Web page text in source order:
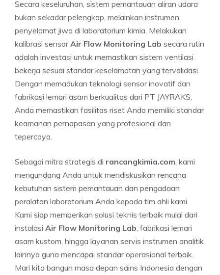
Secara keseluruhan, sistem pemantauan aliran udara
bukan sekadar pelengkap, melainkan instrumen
penyelamat jiwa di laboratorium kimia. Melakukan
kalibrasi sensorAir Flow Monitoring Lab secara rutin
adalah investasi untuk memastikan sistem ventilasi
bekerja sesuai standar keselamatan yang tervalidasi.
Dengan memadukan teknologi sensor inovatif dan
fabrikasi lemari asam berkualitas dari PT JAYRAKS,
Anda memastikan fasilitas riset Anda memiliki standar
keamanan pernapasan yang profesional dan
tepercaya.
Sebagai mitra strategis di rancangkimia.com , kami
mengundang Anda untuk mendiskusikan rencana
kebutuhan sistem pemantauan dan pengadaan
peralatan laboratorium Anda kepada tim ahli kami.
Kami siap memberikan solusi teknis terbaik mulai dari
instalasi Air Flow Monitoring Lab , fabrikasi lemari
asam kustom, hingga layanan servis instrumen analitik
lainnya guna mencapai standar operasional terbaik.
Mari kita bangun masa depan sains Indonesia dengan